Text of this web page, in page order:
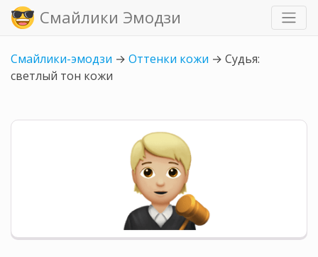
Смайлики Эмодзи
Смайлики-эмодзи → Оттенки кожи → Судья:
светлый тон кожи